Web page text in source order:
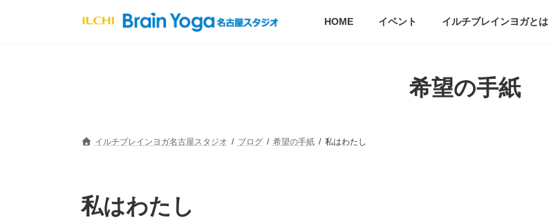
HOME イベント イルチブレインヨガとは
希望の手紙
イルチブレインヨガ名古屋スタジオ ブログ 希望の手紙 私はわたし
私はわたし